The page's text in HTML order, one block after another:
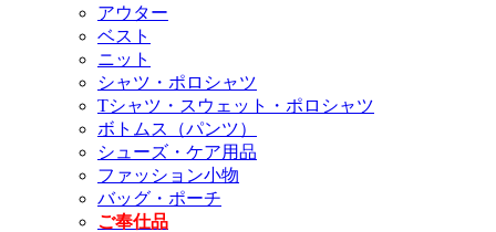
アウター
ベスト
ニット
シャツ・ポロシャツ
Tシャツ・スウェット・ポロシャツ
ボトムス（パンツ）
シューズ・ケア用品
ファッション小物
バッグ・ポーチ
ご奉仕品